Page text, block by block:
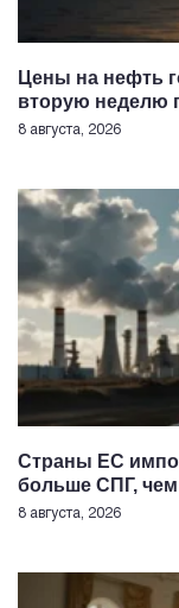
Цены на нефть
вторую неделю
8 августа, 2026
Страны ЕС
больше СПГ,
8 августа, 2026